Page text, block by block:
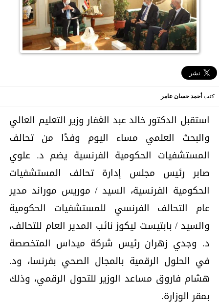
كتبأحمد حسان عامر
استقبل الدكتور خالد عبد الغفار وزير التعليم العالي
والبحث العلمي مساء اليوم وفدًا من تحالف
المستشفيات الحكومية الفرنسية يضم د. علوي
صابر رئيس مجلس إدارة تحالف المستشفيات
الحكومية الفرنسية، السيد / موريس موراند مدير
عام التحالف الفرنسي للمستشفيات الحكومية
والسيد / بابتيست ليكوز نائب المدير العام للتحالف،
د. وجدي زهران رئيس شركة ميداس المتخصصة
في الحلول الرقمية بالمجال الصحي بفرنسا، ود.
هشام فاروق مساعد الوزير للتحول الرقمي، وذلك
بمقر الوزارة.